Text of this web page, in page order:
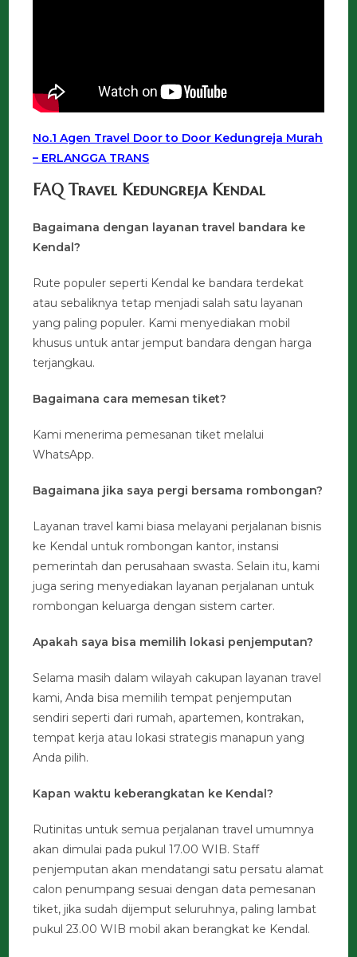
No.1 Agen Travel Door to Door Kedungreja Murah
– ERLANGGA TRANS
FAQ Travel Kedungreja Kendal
Bagaimana dengan layanan travel bandara ke
Kendal?
Rute populer seperti Kendal ke bandara terdekat
atau sebaliknya tetap menjadi salah satu layanan
yang paling populer. Kami menyediakan mobil
khusus untuk antar jemput bandara dengan harga
terjangkau.
Bagaimana cara memesan tiket?
Kami menerima pemesanan tiket melalui
WhatsApp.
Bagaimana jika saya pergi bersama rombongan?
Layanan travel kami biasa melayani perjalanan bisnis
ke Kendal untuk rombongan kantor, instansi
pemerintah dan perusahaan swasta. Selain itu, kami
juga sering menyediakan layanan perjalanan untuk
rombongan keluarga dengan sistem carter.
Apakah saya bisa memilih lokasi penjemputan?
Selama masih dalam wilayah cakupan layanan travel
kami, Anda bisa memilih tempat penjemputan
sendiri seperti dari rumah, apartemen, kontrakan,
tempat kerja atau lokasi strategis manapun yang
Anda pilih.
Kapan waktu keberangkatan ke Kendal?
Rutinitas untuk semua perjalanan travel umumnya
akan dimulai pada pukul 17.00 WIB. Staff
penjemputan akan mendatangi satu persatu alamat
calon penumpang sesuai dengan data pemesanan
tiket, jika sudah dijemput seluruhnya, paling lambat
pukul 23.00 WIB mobil akan berangkat ke Kendal.